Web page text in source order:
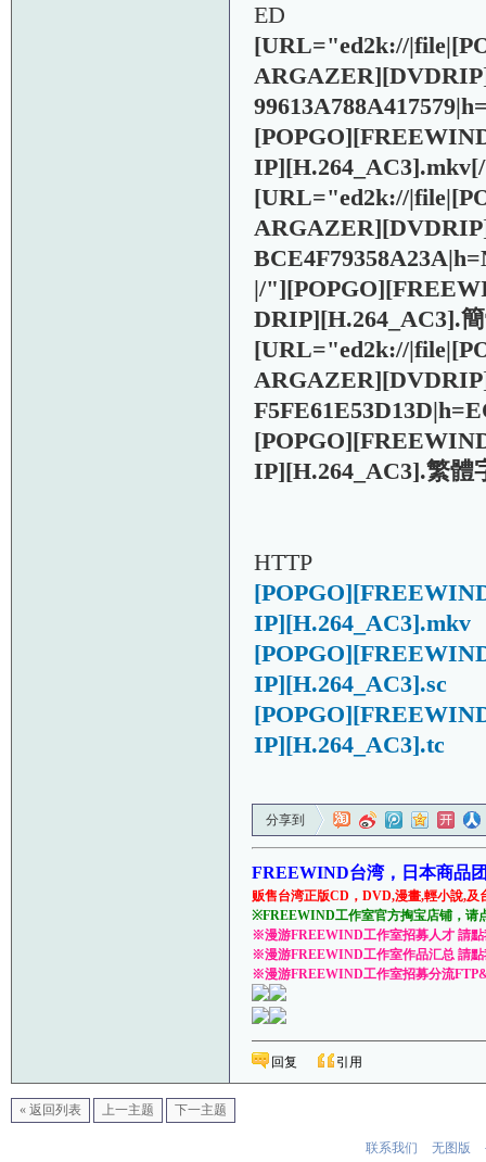
ED
[URL="ed2k://
IP][H.264_AC3].mkv
[URL="ed2k://
|/"]
DRIP][H.264_AC3].
[URL="ed2k://
IP][H.264_AC3].繁體
HTTP
IP][H.264_AC3].mkv
IP][H.264_AC3].sc
IP][H.264_AC3].tc
分享到
FREEWIND台湾，日本商品
贩售台湾正版CD，DVD,漫畫,輕小說,
※FREEWIND工作室官方掏宝店铺，请
※漫游FREEWIND工作室招募人才 請
※漫游FREEWIND工作室作品汇总 請
※漫游FREEWIND工作室招募分流
回复 引用
« 返回列表 上一主题 下一主题
联系我们 无图版